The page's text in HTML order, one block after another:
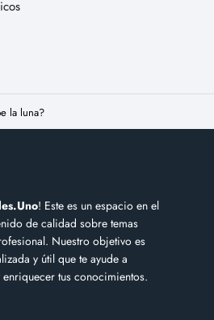
la luna?
! Este es un espacio en el
de calidad sobre temas
Nuestro objetivo es
y útil que te ayude a
tus conocimientos.